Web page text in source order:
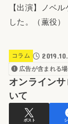
【出演】ノベル
した。（薫役）
コラム
広告が含まれる
オンライン
いて
ポスト